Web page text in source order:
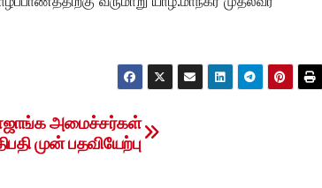
அமைச்சர்கள்
முன் பதவியேற்பு